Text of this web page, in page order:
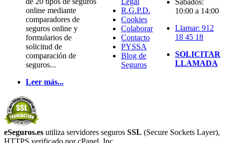
online mediante
comparadores de
seguros online y
formularios de
solicitud de
comparación de
seguros...
Leer más...
R.G.P.D.
Cookies
Colaborar
Contacto
PYSSA
Blog de
Seguros
Sábados:
10:00 a 14:00
Llamar: 912
18 45 18
SOLICITAR
LLAMADA
eSeguros.es utiliza servidores seguros SSL (Secure Sockets Layer),
HTTPS verificado por cPanel, Inc.